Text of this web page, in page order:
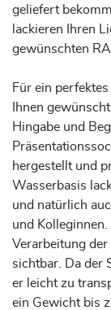
geliefert
lackieren Ihren
gewünschten
Für ein
Ihnen
Hingabe und
hergestellt und
Wasserbasis
und natürlich
und
Verarbeitung
sichtbar. Da der
er leicht zu
ein Gewicht bis